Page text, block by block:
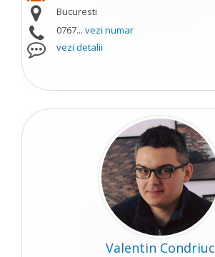
Bucuresti
0767... vezi numar
vezi detalii
Valentin Condriuc